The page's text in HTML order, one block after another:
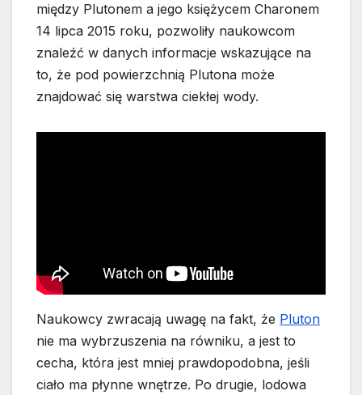
między Plutonem a jego księżycem Charonem
14 lipca 2015 roku, pozwoliły naukowcom
znaleźć w danych informacje wskazujące na
to, że pod powierzchnią Plutona może
znajdować się warstwa ciekłej wody.
Naukowcy zwracają uwagę na fakt, że Pluton
nie ma wybrzuszenia na równiku, a jest to
cecha, która jest mniej prawdopodobna, jeśli
ciało ma płynne wnętrze. Po drugie, lodowa